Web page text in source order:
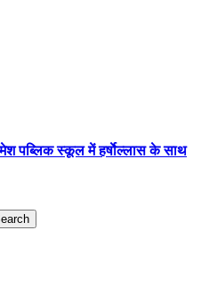
पब्लिक स्कूल में हर्षाेल्लास के साथ